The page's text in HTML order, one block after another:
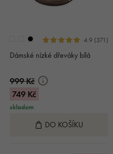
4.9 (371)
Dámské nízké dřeváky bílá
999 Kč
749 Kč
skladem
DO KOŠÍKU